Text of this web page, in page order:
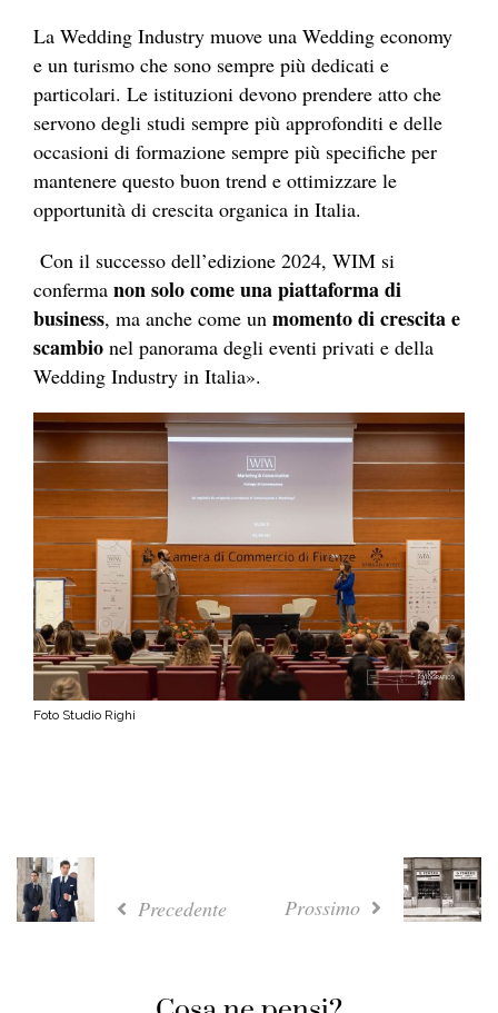
La Wedding Industry muove una Wedding economy
e un turismo che sono sempre più dedicati e
particolari. Le istituzioni devono prendere atto che
servono degli studi sempre più approfonditi e delle
occasioni di formazione sempre più specifiche per
mantenere questo buon trend e ottimizzare le
opportunità di crescita organica in Italia.
Con il successo dell’edizione 2024, WIM si
conferma non solo come una piattaforma di
business, ma anche come un momento di crescita e
scambio nel panorama degli eventi privati e della
Wedding Industry in Italia».
Foto Studio Righi
Precedente Prossimo